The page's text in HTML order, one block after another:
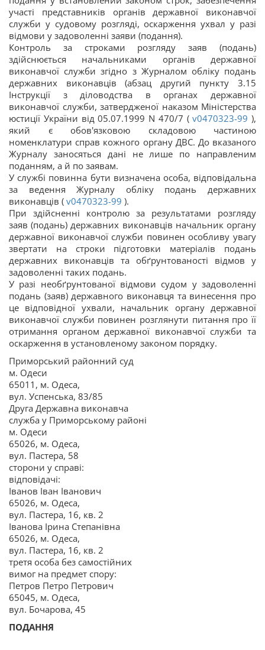
участі представників органів державної виконавчої
служби у судовому розгляді, оскарження ухвал у разі
відмови у задоволенні заяви (подання).
Контроль за строками розгляду заяв (подань)
здійснюється начальниками органів державної
виконавчої служби згідно з Журналом обліку подань
державних виконавців (абзац другий пункту 3.15
Інструкції з діловодства в органах державної
виконавчої служби, затвердженої наказом Міністерства
юстиції України від 05.07.1999 N 470/7 (v0470323-99 ),
який є обов'язковою складовою частиною
номенклатури справ кожного органу ДВС. До вказаного
Журналу заносяться дані не лише по направленим
поданням, а й по заявам.
У службі повинна бути визначена особа, відповідальна
за ведення Журналу обліку подань державних
виконавців ( v0470323-99 ).
При здійсненні контролю за результатами розгляду
заяв (подань) державних виконавців начальник органу
державної виконавчої служби повинен особливу увагу
звертати на строки підготовки матеріалів подань
державних виконавців та обґрунтованості відмов у
задоволенні таких подань.
У разі необґрунтованої відмови судом у задоволенні
подань (заяв) державного виконавця та винесення про
це відповідної ухвали, начальник органу державної
виконавчої служби повинен розглянути питання про її
отримання органом державної виконавчої служби та
оскарження в установленому законом порядку.
Приморський районний суд
м. Одеси
65011, м. Одеса,
вул. Успенська, 83/85
Друга Державна виконавча
служба у Приморському районі
м. Одеси
65026, м. Одеса,
вул. Пастера, 58
сторони у справі:
відповідачі:
Іванов Іван Іванович
65026, м. Одеса,
вул. Пастера, 16, кв. 2
Іванова Ірина Степанівна
65026, м. Одеса,
вул. Пастера, 16, кв. 2
третя особа без самостійних
вимог на предмет спору:
Петров Петро Петрович
65045, м. Одеса,
вул. Бочарова, 45
ПОДАННЯ